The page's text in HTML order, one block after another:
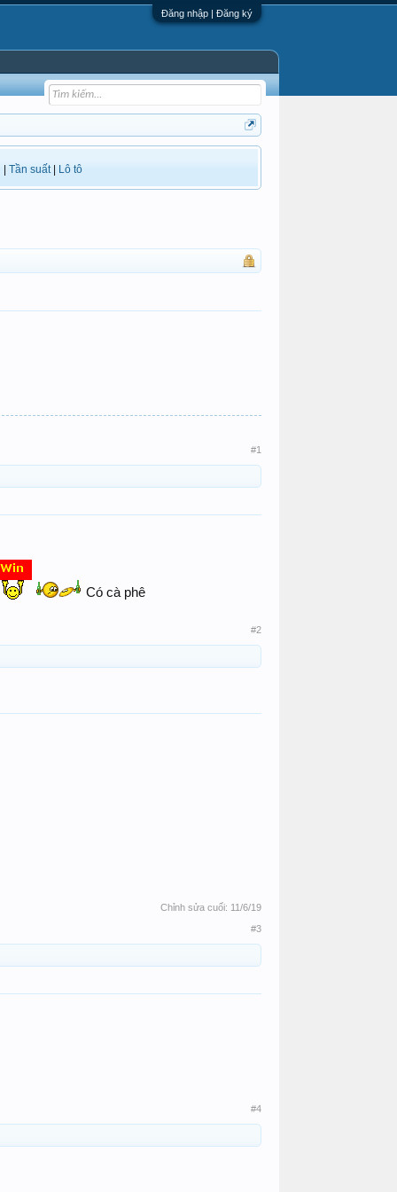
Đăng nhập | Đăng ký
Tần suất| Lô tô
#1
Có cà phê
#2
Chỉnh sửa cuối: 11/6/19
#3
#4